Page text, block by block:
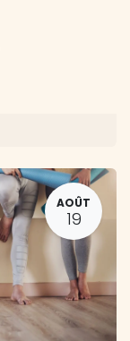
AOÛT
19